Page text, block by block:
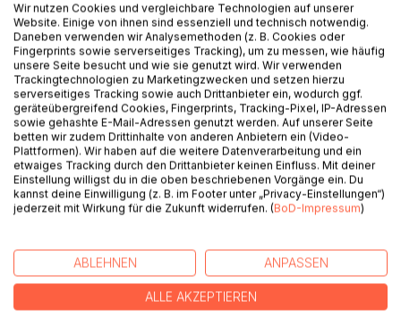
BESCHREIBUNG
In diesem Buch erfährt der Leser über die Möglichkeit, das
heute fast unbekannte geistige Gebiet ohne das
Unvollkommene, Böse und Täuschende zu erreichen. Der
Weg zu diesem Ziel wurde in dieser Abhandlung in allen
wahren religiösen Lehren mehrmals dargestellt und durch
die dort angeführten erleuchteten Menschen bestätigt.
Im allgemeinen Teil der Abhandlung schildert der Autor die
geistige Natur des Menschen. Der Leser findet hier
Antwort auf viele philosophische und theologische Fragen,
Gibt es Gott? Was ist Freiheit, Unfreiheit, Erlösung, Wissen,
Glaube und der Sinn des Lebens?
Im speziellen Teil wird die wahre religiöse Lehre dieser
Welt dargestellt.
Wir nutzen Cookies und vergleichbare Technologien auf unserer
Website. Einige von ihnen sind essenziell und technisch notwendig.
Daneben verwenden wir Analysemethoden (z. B. Cookies oder
Fingerprints sowie serverseitiges Tracking), um zu messen, wie häufig
unsere Seite besucht und wie sie genutzt wird. Wir verwenden
Trackingtechnologien zu Marketingzwecken und setzen hierzu
serverseitiges Tracking sowie auch Drittanbieter ein, wodurch ggf.
geräteübergreifend Cookies, Fingerprints, Tracking-Pixel, IP-Adressen
sowie gehashte E-Mail-Adressen genutzt werden. Auf unserer Seite
betten wir zudem Drittinhalte von anderen Anbietern ein (Video-
Plattformen). Wir haben auf die weitere Datenverarbeitung und ein
etwaiges Tracking durch den Drittanbieter keinen Einfluss. Mit deiner
Einstellung willigst du in die oben beschriebenen Vorgänge ein. Du
kannst deine Einwilligung (z. B. im Footer unter „Privacy-Einstellungen“)
jederzeit mit Wirkung für die Zukunft widerrufen. (BoD-Impressum)
ABLEHNEN ANPASSEN
ALLE AKZEPTIEREN